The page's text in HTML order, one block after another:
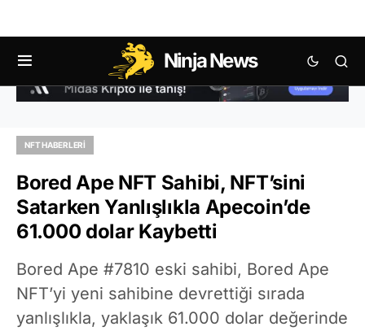
Ninja News
NFT HABERLERI
Bored Ape NFT Sahibi, NFT’sini
Satarken Yanlışlıkla Apecoin’de
61.000 dolar Kaybetti
Bored Ape #7810 eski sahibi, Bored Ape
NFT’yi yeni sahibine devrettiği sırada
yanlışlıkla, yaklaşık 61.000 dolar değerinde